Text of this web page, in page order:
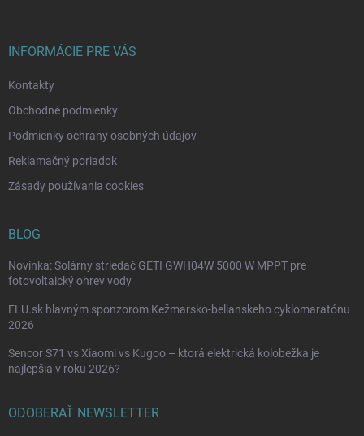
INFORMÁCIE PRE VÁS
Kontakty
Obchodné podmienky
Podmienky ochrany osobných údajov
Reklamačný poriadok
Zásady používania cookies
BLOG
Novinka: Solárny striedač GETI GWH04W 5000 W MPPT pre
fotovoltaický ohrev vody
ELU.sk hlavným sponzorom Kežmarsko-belianskeho cyklomaratónu
2026
Sencor S71 vs Xiaomi vs Kugoo – ktorá elektrická kolobežka je
najlepšia v roku 2026?
ODOBERAŤ NEWSLETTER